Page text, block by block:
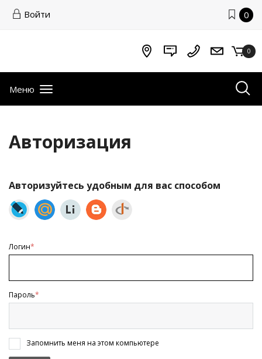
Войти 0
0
Меню
Авторизация
Авторизуйтесь удобным для вас способом
Логин*
Пароль*
Запомнить меня на этом компьютере